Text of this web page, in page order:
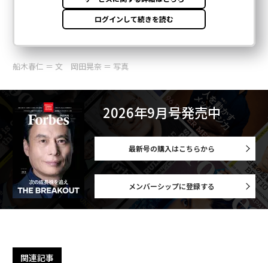
船木春仁 ＝ 文 岡田晃奈 ＝ 写真
2026年9月号発売中
最新号の購入はこちらから
メンバーシップに登録する
関連記事